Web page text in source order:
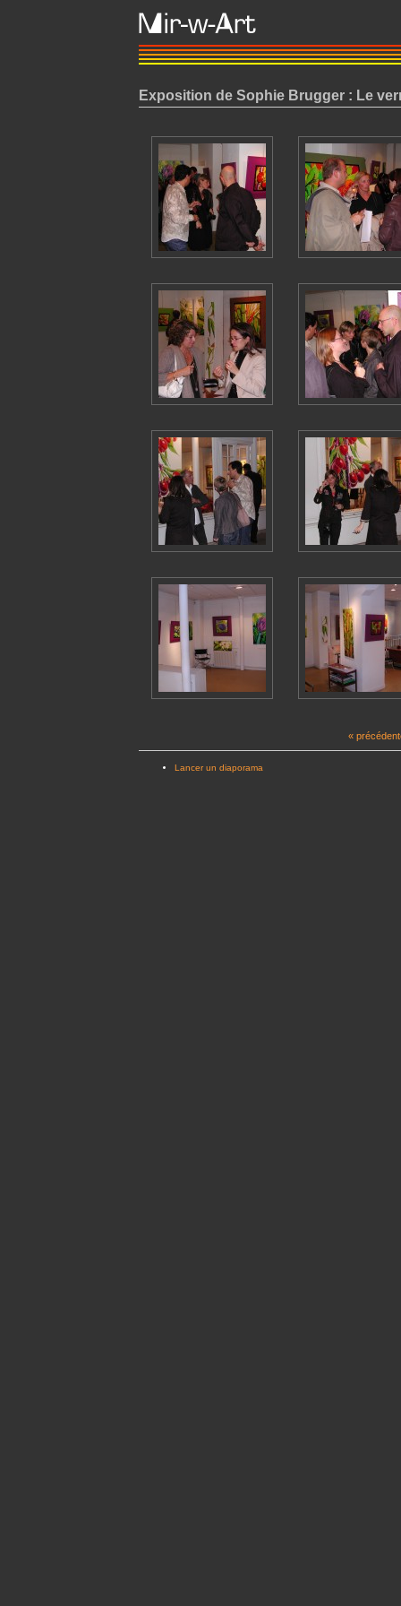
Exposition de Sophie Brugger : Le
«
Lancer un diaporama